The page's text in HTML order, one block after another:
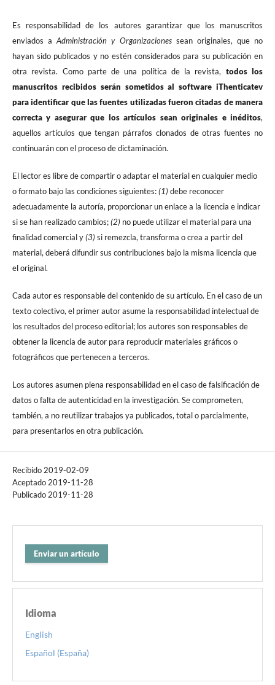
Es responsabilidad de los autores garantizar que los manuscritos
enviados aAdministración y Organizaciones sean originales, que no
hayan sido publicados y no estén considerados para su publicación en
otra revista. Como parte de una política de la revista, todos los
manuscritos recibidos serán sometidos al software iThenticatev
para identificar que las fuentes utilizadas fueron citadas de manera
correcta y asegurar que los artículos sean originales e inéditos,
aquellos artículos que tengan párrafos clonados de otras fuentes no
continuarán con el proceso de dictaminación.
El lector es libre de compartir o adaptar el material en cualquier medio
o formato bajo las condiciones siguientes:(1) debe reconocer
adecuadamente la autoría, proporcionar un enlace a la licencia e indicar
si se han realizado cambios;(2) no puede utilizar el material para una
finalidad comercial y(3) si remezcla, transforma o crea a partir del
material, deberá difundir sus contribuciones bajo la misma licencia que
el original.
Cada autor es responsable del contenido de su artículo. En el caso de un
texto colectivo, el primer autor asume la responsabilidad intelectual de
los resultados del proceso editorial; los autores son responsables de
obtener la licencia de autor para reproducir materiales gráficos o
fotográficos que pertenecen a terceros.
Los autores asumen plena responsabilidad en el caso de falsificación de
datos o falta de autenticidad en la investigación. Se comprometen,
también, a no reutilizar trabajos ya publicados, total o parcialmente,
para presentarlos en otra publicación.
Recibido 2019-02-09
Aceptado 2019-11-28
Publicado 2019-11-28
Enviar un artículo
Idioma
English
Español (España)